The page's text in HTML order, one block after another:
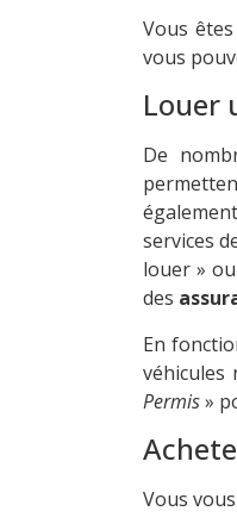
Vous
vous
Louer
De
services
louer »
des
En
véhicules
Permis»
Vous